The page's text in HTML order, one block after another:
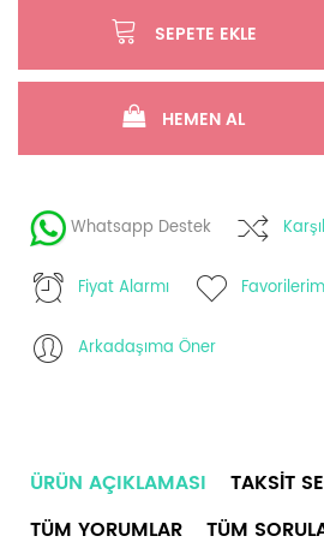
SEPETE EKLE
HEMEN AL
Whatsapp Destek
Fiyat Alarmı
Arkadaşıma Öner
ÜRÜN AÇIKLAMASI
TAKSIT
TÜM YORUMLAR
TÜM